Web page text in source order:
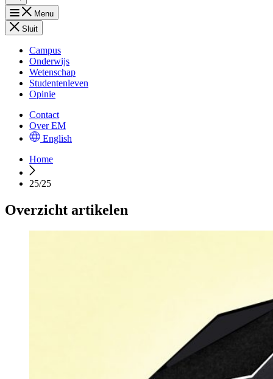
Menu
Sluit
Campus
Onderwijs
Wetenschap
Studentenleven
Opinie
Contact
Over EM
English
Home
25/25
Overzicht artikelen